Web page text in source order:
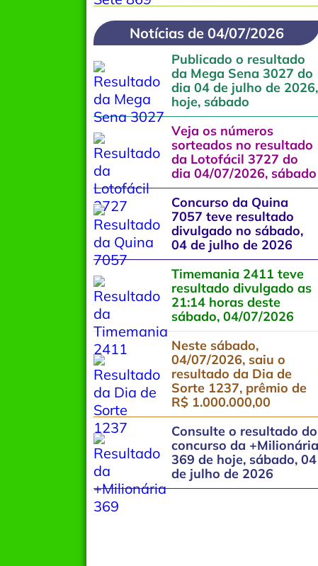
Notícias de 04/07/2026
Publicado o resultado
da Mega Sena 3027 do
dia 04 de julho de 2026,
hoje, sábado
Veja os números
sorteados no resultado
da Lotofácil 3727 do
dia 04/07/2026, sábado
Concurso da Quina
7057 teve resultado
divulgado no sábado,
04 de julho de 2026
Timemania 2411 teve
resultado divulgado as
21:14 horas deste
sábado, 04/07/2026
Neste sábado,
04/07/2026, saiu o
resultado da Dia de
Sorte 1237, prêmio de
R$ 1.000.000,00
Consulte o resultado do
concurso da +Milionária
369 de hoje, sábado, 04
de julho de 2026